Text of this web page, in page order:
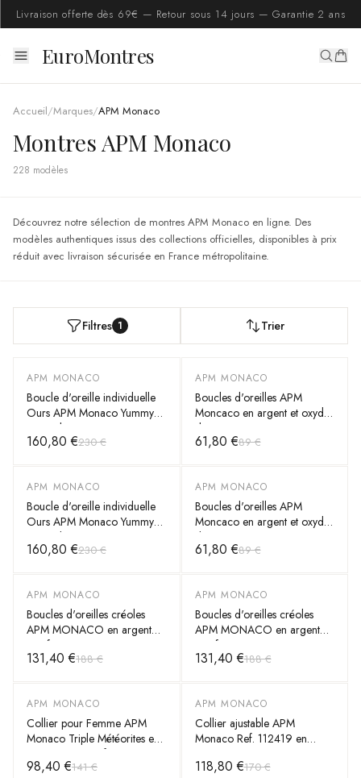
Livraison offerte dès 69€ — Retour sous 14 jours — Garantie 2 ans
EuroMontres
Accueil/Marques/APM Monaco
Montres APM Monaco
228 modèles
Découvrez notre sélection de montres APM Monaco en ligne. Des
modèles authentiques issus des collections officielles, disponibles à prix
réduit avec livraison sécurisée en France métropolitaine.
Filtres 1 Trier
-30%
APM MONACO
Boucle d'oreille individuelle
Ours APM Monaco Yummy
Bear Clip en argent 925
160,80 €230 €
-30%
APM MONACO
Boucles d'oreilles APM
Moncaco en argent et oxyde
de zirconium
61,80 €89 €
-30%
APM MONACO
Boucle d'oreille individuelle
Ours APM Monaco Yummy
Bear Clip en argent 925
160,80 €230 €
-30%
APM MONACO
Boucles d'oreilles APM
Moncaco en argent et oxyde
de zirconium
61,80 €89 €
-30%
APM MONACO
Boucles d'oreilles créoles
APM MONACO en argent
motif coeur
131,40 €188 €
-30%
APM MONACO
Boucles d'oreilles créoles
APM MONACO en argent
motif coeur
131,40 €188 €
-30%
APM MONACO
Collier pour Femme APM
Monaco Triple Météorites en
Argent 925 - Réf.
AC3350OX
98,40 €141 €
-30%
APM MONACO
Collier ajustable APM
Monaco Ref. 112419 en
femme
118,80 €170 €